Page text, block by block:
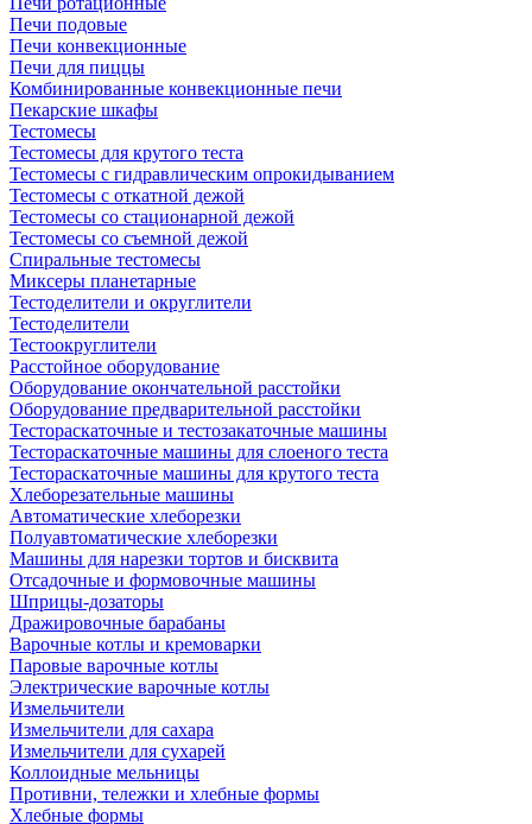
Печи подовые
Печи конвекционные
Печи для пиццы
Комбинированные конвекционные печи
Пекарские шкафы
Тестомесы
Тестомесы для крутого теста
Тестомесы с гидравлическим опрокидыванием
Тестомесы с откатной дежой
Тестомесы со стационарной дежой
Тестомесы со съемной дежой
Спиральные тестомесы
Миксеры планетарные
Тестоделители и округлители
Тестоделители
Тестоокруглители
Расстойное оборудование
Оборудование окончательной расстойки
Оборудование предварительной расстойки
Тестораскаточные и тестозакаточные машины
Тестораскаточные машины для слоеного теста
Тестораскаточные машины для крутого теста
Хлеборезательные машины
Автоматические хлеборезки
Полуавтоматические хлеборезки
Машины для нарезки тортов и бисквита
Отсадочные и формовочные машины
Шприцы-дозаторы
Дражировочные барабаны
Варочные котлы и кремоварки
Паровые варочные котлы
Электрические варочные котлы
Измельчители
Измельчители для сахара
Измельчители для сухарей
Коллоидные мельницы
Противни, тележки и хлебные формы
Хлебные формы